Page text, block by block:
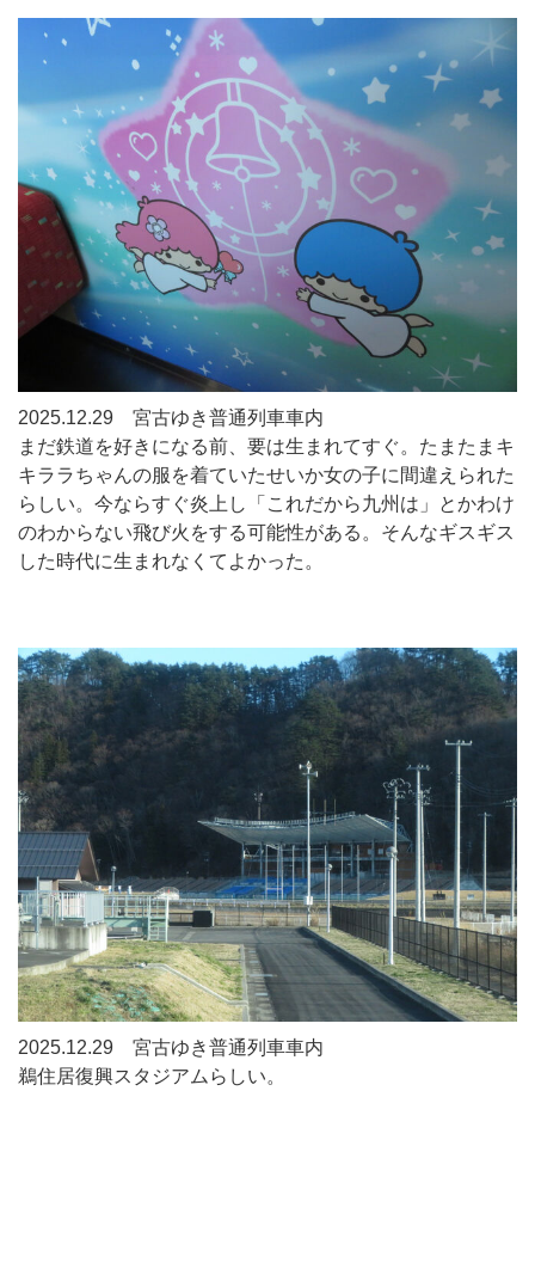
2025.12.29 宮古ゆき普通列車車内
まだ鉄道を好きになる前、要は生まれてすぐ。たまたまキ
キララちゃんの服を着ていたせいか女の子に間違えられた
らしい。今ならすぐ炎上し「これだから九州は」とかわけ
のわからない飛び火をする可能性がある。そんなギスギス
した時代に生まれなくてよかった。
2025.12.29 宮古ゆき普通列車車内
鵜住居復興スタジアムらしい。